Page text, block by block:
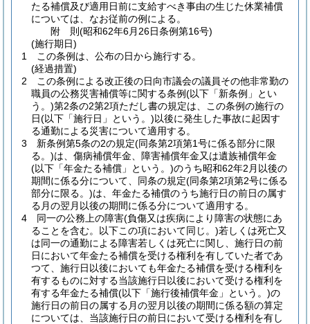
たる補償及び適用日前に支給すべき事由の生じた休業補償
については、なお従前の例による。
附 則(昭和62年6月26日条例第16号)
(施行期日)
1
この条例は、公布の日から施行する。
(経過措置)
2
この条例による改正後の日向市議会の議員その他非常勤の
職員の公務災害補償等に関する条例(以下「新条例」とい
う。)第2条の2第2項ただし書の規定は、この条例の施行の
日(以下「施行日」という。)以後に発生した事故に起因す
る通勤による災害について適用する。
3
新条例第5条の2の規定(同条第2項第1号に係る部分に限
る。)は、傷病補償年金、障害補償年金又は遺族補償年金
(以下「年金たる補償」という。)のうち昭和62年2月以後の
期間に係る分について、同条の規定(同条第2項第2号に係る
部分に限る。)は、年金たる補償のうち施行日の前日の属す
る月の翌月以後の期間に係る分について適用する。
4
同一の公務上の障害(負傷又は疾病により障害の状態にあ
ることを含む。以下この項において同じ。)若しくは死亡又
は同一の通勤による障害若しくは死亡に関し、施行日の前
日において年金たる補償を受ける権利を有していた者であ
つて、施行日以後においても年金たる補償を受ける権利を
有するものに対する当該施行日以後において受ける権利を
有する年金たる補償(以下「施行後補償年金」という。)の
施行日の前日の属する月の翌月以後の期間に係る額の算定
については、当該施行日の前日において受ける権利を有し